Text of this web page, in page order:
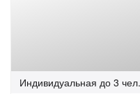
Индивидуальная до 3 чел.